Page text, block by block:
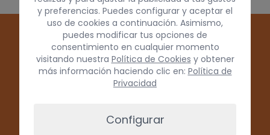
(+34) 928 715008
y preferencias. Puedes configurar y aceptar el
uso de cookies a continuación. Asimismo,
puedes modificar tus opciones de
consentimiento en cualquier momento
visitando nuestra Política de Cookies y obtener
más información haciendo clic en: Política de
Privacidad
Configurar